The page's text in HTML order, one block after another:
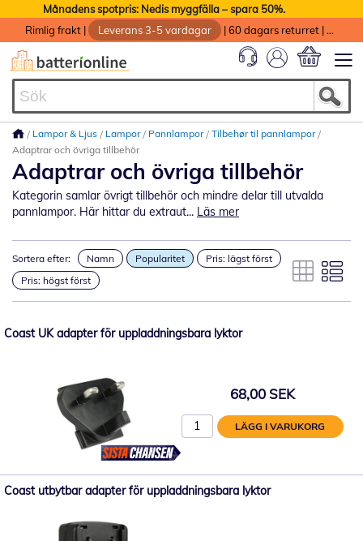
Månadens spotpris: Nedis myggfälla – spara 50%.
Rimlig frakt | Leverans 3-5 vardagar |60 dagars returret |
Lampor & Ljus Lampor Pannlampor Tilbehør til pannlampor
Adaptrar och övriga tillbehör
Adaptrar och övriga tillbehör
Kategorin samlar övrigt tillbehör och mindre delar till utvalda
pannlampor. Här hittar du extraut... Läs mer
Sortera efter: Namn Popularitet
Pris: lägst först
Pris: högst först
Coast UK adapter för uppladdningsbara lyktor
68,00 SEK
LÄGG I VARUKORG
Coast utbytbar adapter för uppladdningsbara lyktor